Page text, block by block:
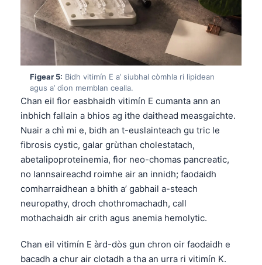
Figear 5: Bidh vitimín E a’ siubhal còmhla ri lipidean
agus a’ dìon memblan cealla.
Chan eil fìor easbhaidh vitimín E cumanta ann an
inbhich fallain a bhios ag ithe daithead measgaichte.
Nuair a chì mi e, bidh an t-euslainteach gu tric le
fibrosis cystic, galar grùthan cholestatach,
abetalipoproteinemia, fìor neo-chomas pancreatic,
no lannsaireachd roimhe air an innidh; faodaidh
comharraidhean a bhith a’ gabhail a-steach
neuropathy, droch chothromachadh, call
mothachaidh air crith agus anemia hemolytic.
Chan eil vitimín E àrd-dòs gun chron oir faodaidh e
bacadh a chur air clotadh a tha an urra ri vitimín K.
ಕನ್ನಡ
മലയാളം
Bahasa Melayu
Tiếng Việt
Tagalog
ไทย
ဗမာစာ
Kiswahili
አማርኛ
Українська
O‘zbekcha
Català
Қазақ тілі